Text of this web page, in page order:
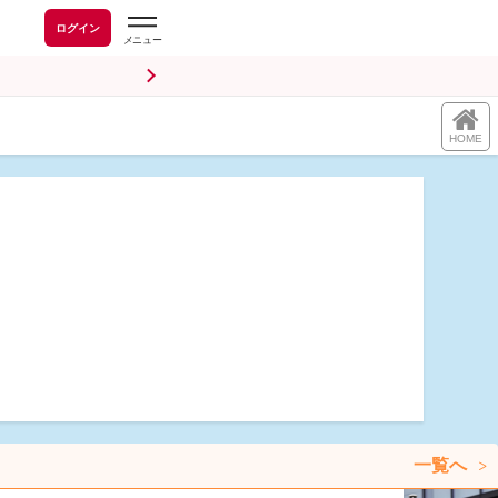
ログイン
HOME
一覧へ